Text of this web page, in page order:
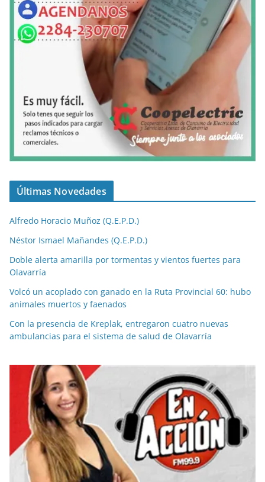
Últimas Novedades
Alfredo Horacio Muñoz (Q.E.P.D.)
Néstor Ismael Mañandes (Q.E.P.D.)
Doble alerta amarilla por tormentas y vientos fuertes para
Olavarría
Volcó un acoplado con ganado en la Ruta Provincial 60: hubo
animales muertos y faenados
Con la presencia de Kreplak, entregaron cuatro nuevas
ambulancias para el sistema de salud de Olavarría